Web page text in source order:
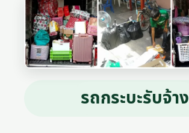
รถกระบะรับจ้าง